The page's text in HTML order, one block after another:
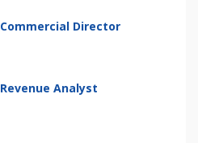
Commercial Director
Revenue Analyst